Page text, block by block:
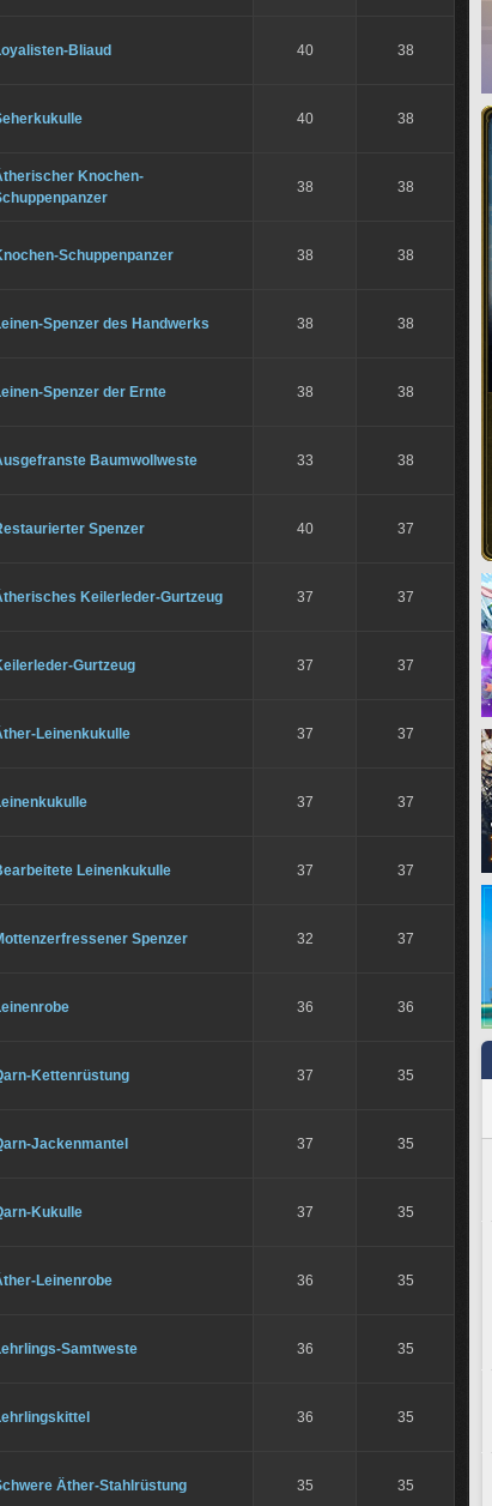
Bliaud 40 38
40 38
Knochen-
38 38
Schuppenpanzer 38 38
Spenzer des Handwerks 38 38
Spenzer der Ernte 38 38
Baumwollweste 33 38
Spenzer 40 37
Keilerleder-Gurtzeug 37 37
Gurtzeug 37 37
Leinenkukulle 37 37
37 37
Leinenkukulle 37 37
Spenzer 32 37
36 36
Kettenrüstung 37 35
Jackenmantel 37 35
Kukulle 37 35
Leinenrobe 36 35
Samtweste 36 35
36 35
Äther-Stahlrüstung 35 35